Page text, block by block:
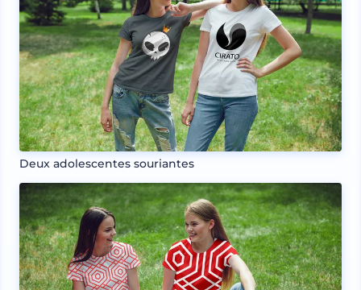
Deux adolescentes souriantes